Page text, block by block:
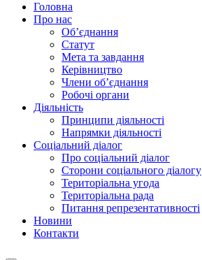
Головна
Про нас
Об’єднання
Статут
Мета та завдання
Керівництво
Члени об’єднання
Робочі органи
Діяльність
Принципи діяльності
Напрямки діяльності
Соціальний діалог
Про соціальний діалог
Сторони соціального діалогу
Територіальна угода
Територіальна рада
Питання репрезентативності
Новини
Контакти